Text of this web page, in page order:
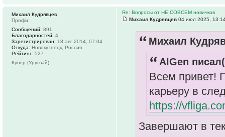
Re: Вопросы от НЕ СОВСЕМ новичков
Михаил Кудрявцев 04 июл 2025,
Михаил
AlGen
Всем привет!
карьеру в
https://
Завершают в
Михаил Кудрявцев
Профи
Сообщений: 891
Благодарностей: 4
Зарегистрирован: 18 авг 2014, 07:04
Откуда: Новокузнецк, Россия
Рейтинг: 527
Купер (Уругвай)